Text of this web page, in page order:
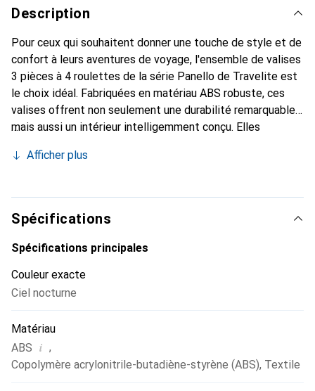
Description
Pour ceux qui souhaitent donner une touche de style et de
confort à leurs aventures de voyage, l'ensemble de valises
3 pièces à 4 roulettes de la série Panello de Travelite est
le choix idéal. Fabriquées en matériau ABS robuste, ces
valises offrent non seulement une durabilité remarquable,
mais aussi un intérieur intelligemment conçu. Elles
croisement et d'un compartiment en filet pour un
télescopique verrouillable pour un tirage confortable. De
plus, le verrou TSA sécurise vos effets personnels. Que ce
soit pour un city trip, une escapade le temps d'un week-
end ou un tour du monde, cet ensemble est parfait pour
c'est parti. Dimensions : 40 cm x 20 cm x 55 cm / 45 cm x
26-30 cm x 66 cm / 51 cm x 30 cm x 76 cm - Volume : 37 L
Afficher plus
Spécifications
Spécifications principales
Couleur exacte
Ciel nocturne
Matériau
ABS i ,
Copolymère acrylonitrile-butadiène-styrène (ABS), Textile